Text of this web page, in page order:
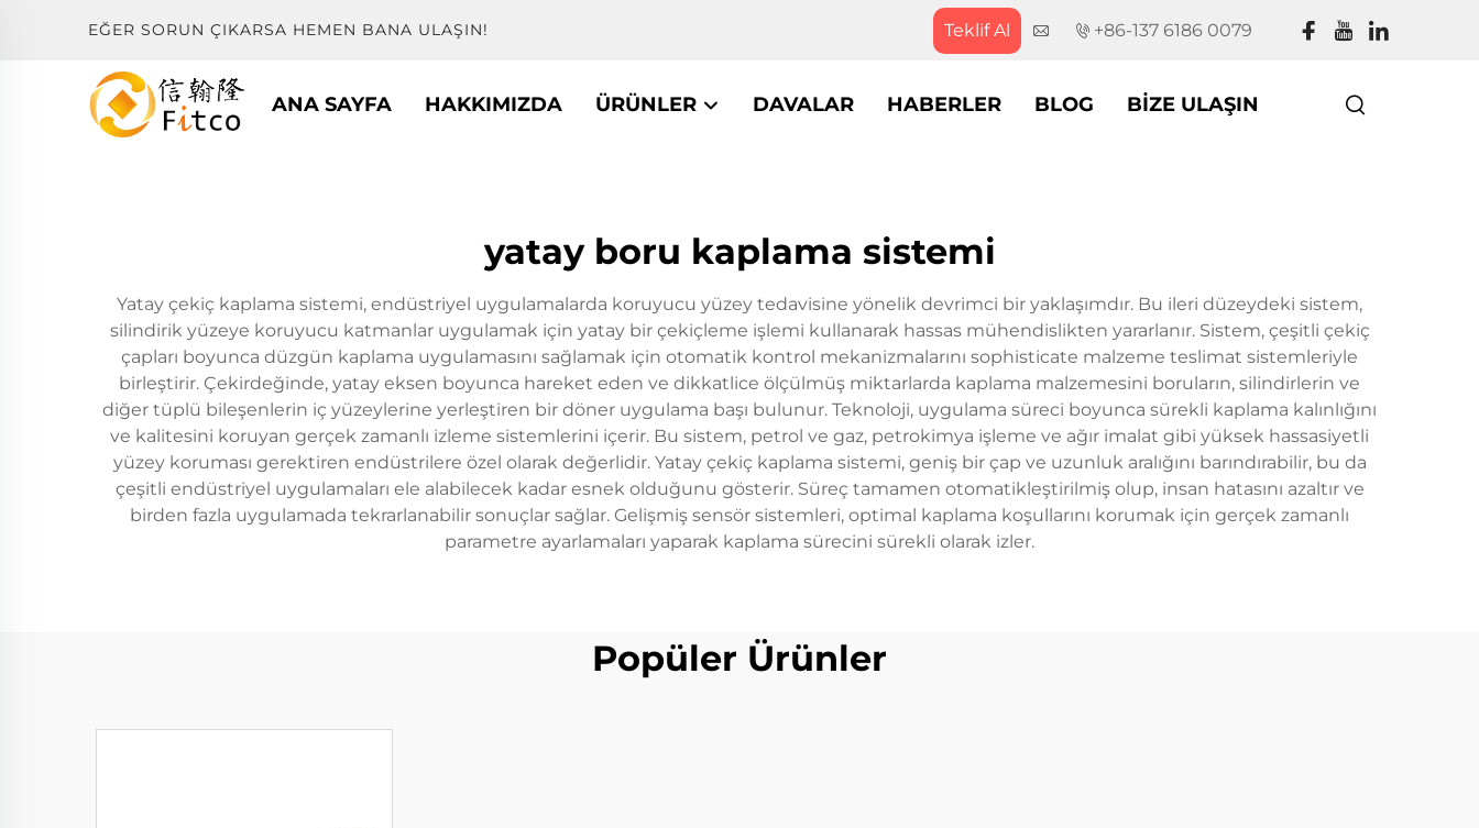
EĞER SORUN ÇIKARSA HEMEN BANA ULAŞIN! Teklif Al +86-137 6186 0079
ANA SAYFA HAKKIMIZDA ÜRÜNLER DAVALAR HABERLER BLOG BIZE ULAŞIN
yatay boru kaplama sistemi
Yatay çekiç kaplama sistemi, endüstriyel uygulamalarda koruyucu yüzey tedavisine yönelik devrimci bir yaklaşımdır. Bu ileri düzeydeki sistem,
silindirik yüzeye koruyucu katmanlar uygulamak için yatay bir çekiçleme işlemi kullanarak hassas mühendislikten yararlanır. Sistem, çeşitli çekiç
çapları boyunca düzgün kaplama uygulamasını sağlamak için otomatik kontrol mekanizmalarını sophisticate malzeme teslimat sistemleriyle
birleştirir. Çekirdeğinde, yatay eksen boyunca hareket eden ve dikkatlice ölçülmüş miktarlarda kaplama malzemesini boruların, silindirlerin ve
diğer tüplü bileşenlerin iç yüzeylerine yerleştiren bir döner uygulama başı bulunur. Teknoloji, uygulama süreci boyunca sürekli kaplama kalınlığını
ve kalitesini koruyan gerçek zamanlı izleme sistemlerini içerir. Bu sistem, petrol ve gaz, petrokimya işleme ve ağır imalat gibi yüksek hassasiyetli
yüzey koruması gerektiren endüstrilere özel olarak değerlidir. Yatay çekiç kaplama sistemi, geniş bir çap ve uzunluk aralığını barındırabilir, bu da
çeşitli endüstriyel uygulamaları ele alabilecek kadar esnek olduğunu gösterir. Süreç tamamen otomatikleştirilmiş olup, insan hatasını azaltır ve
birden fazla uygulamada tekrarlanabilir sonuçlar sağlar. Gelişmiş sensör sistemleri, optimal kaplama koşullarını korumak için gerçek zamanlı
parametre ayarlamaları yaparak kaplama sürecini sürekli olarak izler.
Popüler Ürünler